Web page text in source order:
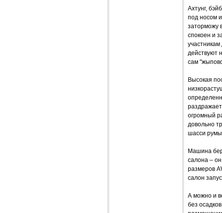
Ахтунг,
под носом
заторможу
спокоен и
действуют
сам
Высокая
огромный
довольно
шасси
Машина
салона –
размеров
салон
А можно и
без